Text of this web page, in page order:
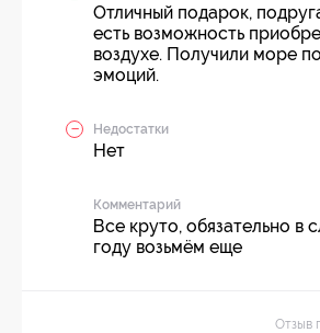
Отличный подарок,
есть возможность
воздухе. Получили море
эмоций.
Недостатки
Нет
Комментарий
Все круто, обязательно в
году возьмём еще
Отзыв